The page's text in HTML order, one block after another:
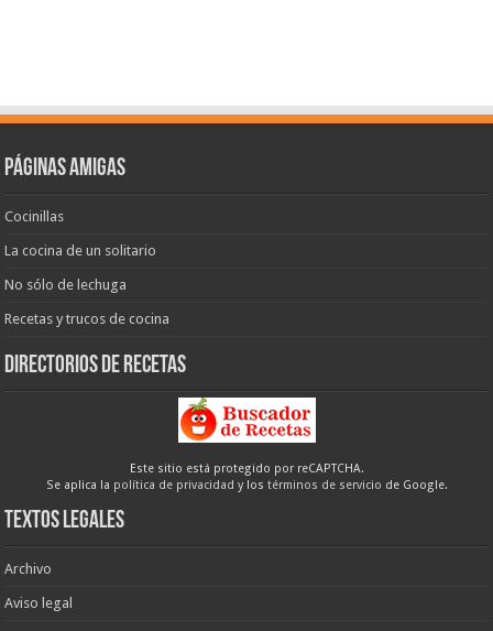
Páginas amigas
Cocinillas
La cocina de un solitario
No sólo de lechuga
Recetas y trucos de cocina
Directorios de recetas
Este sitio está protegido por reCAPTCHA.
Se aplica la política de privacidad y los términos de servicio de Google.
Textos legales
Archivo
Aviso legal